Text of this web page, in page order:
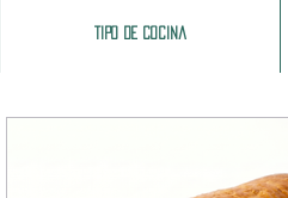
Tipo de cocina